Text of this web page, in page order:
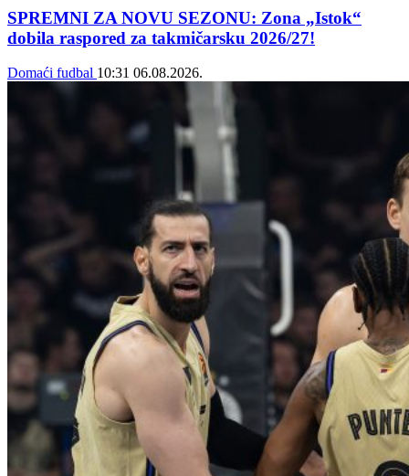
SPREMNI ZA NOVU SEZONU: Zona „Istok“
dobila raspored za takmičarsku 2026/27!
Domaći fudbal 10:31 06.08.2026.